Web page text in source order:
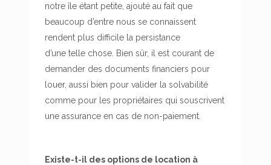
notre île étant petite, ajouté au fait que
beaucoup d’entre nous se connaissent
rendent plus difficile la persistance
d’une telle chose. Bien sûr, il est courant de
demander des documents financiers pour
louer, aussi bien pour valider la solvabilité
comme pour les propriétaires qui souscrivent
une assurance en cas de non-paiement.
Existe-t-il des options de location à